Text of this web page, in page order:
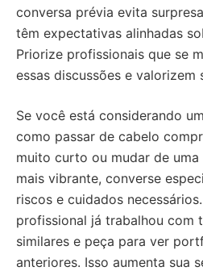
conversa prévia evita
têm expectativas alinhadas
Priorize profissionais que se
essas discussões e valorizem
Se você está considerando
como passar de cabelo
muito curto ou mudar de
mais vibrante, converse
riscos e cuidados
profissional já trabalhou com
similares e peça para ver
anteriores. Isso aumenta sua